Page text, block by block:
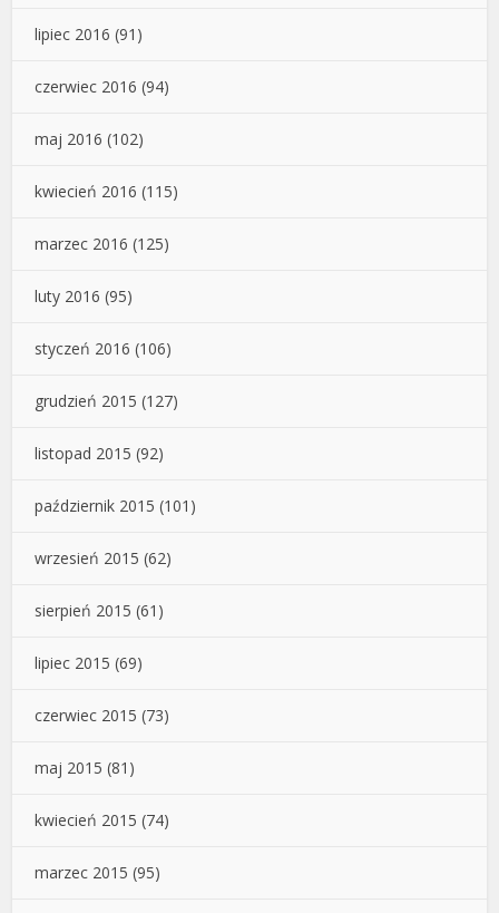
lipiec 2016 (91)
czerwiec 2016 (94)
maj 2016 (102)
kwiecień 2016 (115)
marzec 2016 (125)
luty 2016 (95)
styczeń 2016 (106)
grudzień 2015 (127)
listopad 2015 (92)
październik 2015 (101)
wrzesień 2015 (62)
sierpień 2015 (61)
lipiec 2015 (69)
czerwiec 2015 (73)
maj 2015 (81)
kwiecień 2015 (74)
marzec 2015 (95)